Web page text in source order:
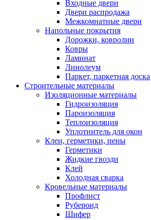
Входные двери
Двери распродажа
Межкомнатные двери
Напольные покрытия
Дорожки, ковролин
Ковры
Ламинат
Линолеум
Паркет, паркетная доска
Строительные материалы
Изоляционные материалы
Гидроизоляция
Пароизоляция
Теплоизоляция
Уплотнитель для окон
Клеи, герметики, пены
Герметики
Жидкие гвозди
Клей
Холодная сварка
Кровельные материалы
Профлист
Рубероид
Шифер